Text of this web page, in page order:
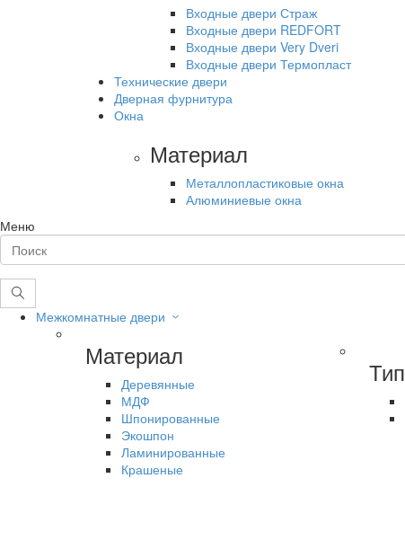
Входные двери Страж
Входные двери REDFORT
Входные двери Very Dveri
Входные двери Термопласт
Технические двери
Дверная фурнитура
Окна
Материал
Металлопластиковые окна
Алюминиевые окна
Меню
Межкомнатные двери
Материал
Деревянные
МДФ
Шпонированные
Экошпон
Ламинированные
Крашеные
Тип